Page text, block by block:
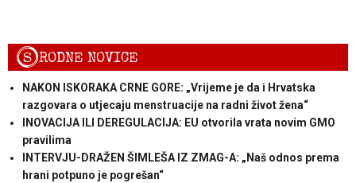
SRODNE NOVICE
NAKON ISKORAKA CRNE GORE: „Vrijeme je da i Hrvatska
razgovara o utjecaju menstruacije na radni život žena“
INOVACIJA ILI DEREGULACIJA: EU otvorila vrata novim GMO
pravilima
INTERVJU-DRAŽEN ŠIMLEŠA IZ ZMAG-A: „Naš odnos prema
hrani potpuno je pogrešan“